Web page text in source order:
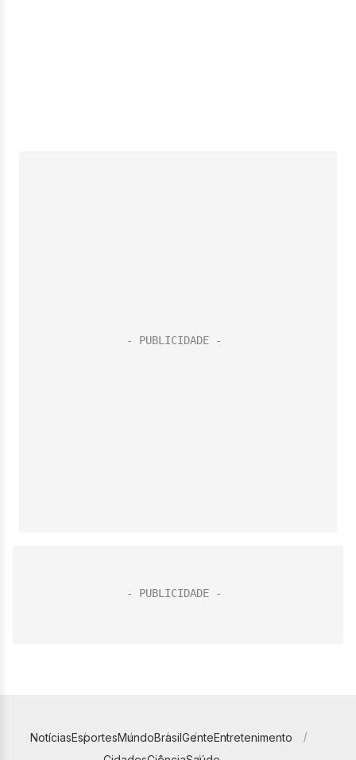
NotíciasEsportesMundoBrasilGenteEntretenimento